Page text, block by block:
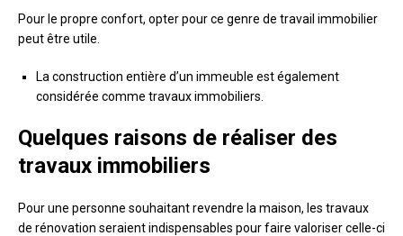
Pour le propre confort, opter pour ce genre de travail immobilier
peut être utile.
La construction entière d’un immeuble est également
considérée comme travaux immobiliers.
Quelques raisons de réaliser des
travaux immobiliers
Pour une personne souhaitant revendre la maison, les travaux
de rénovation seraient indispensables pour faire valoriser celle-ci